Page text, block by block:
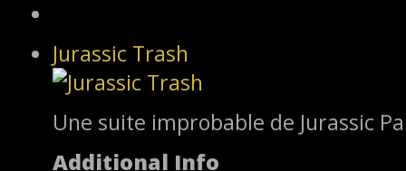
Jurassic Trash
Une suite improbable de Jurassic
Additional Info